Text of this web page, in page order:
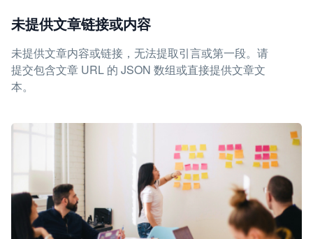
未提供文章链接或内容
未提供文章内容或链接，无法提取引言或第一段。请
提交包含文章 URL 的 JSON 数组或直接提供文章文
本。